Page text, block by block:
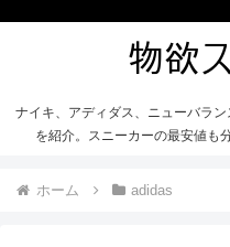
ナイキ、アディダス、ニューバラ
を紹介。スニーカーの最安値も
ホーム adidas